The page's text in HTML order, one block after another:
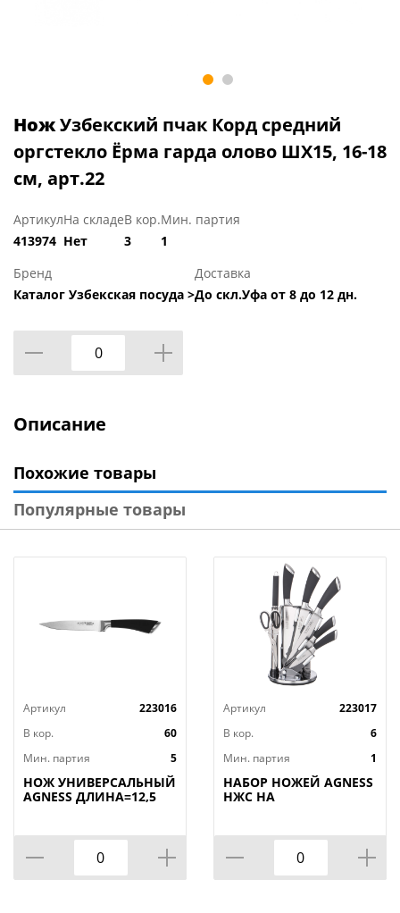
НожУзбекский пчак Корд средний
оргстекло Ёрма гарда олово ШХ15, 16-18
см, арт.22
Артикул
413974
На складе
Нет
В кор.
3
Мин. партия
1
Бренд
Каталог Узбекская посуда >
Доставка
До скл.Уфа от 8 до 12 дн.
Описание
Похожие товары
Популярные товары
Артикул
223016
В кор.
60
Мин. партия
5
НОЖ УНИВЕРСАЛЬНЫЙ
AGNESS ДЛИНА=12,5
Артикул
223017
В кор.
6
Мин. партия
1
НАБОР НОЖЕЙ AGNESS
НЖС НА
ПОДСТАВКЕ 8 ПР.,
КОР=6НАБОР.